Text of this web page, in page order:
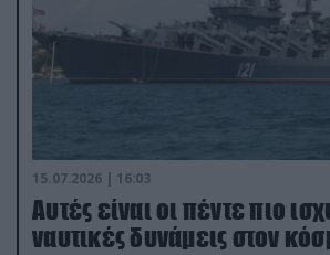
15.07.2026 | 16:03
Aυτές είναι οι πέντε πιο
ναυτικές δυνάμεις στον